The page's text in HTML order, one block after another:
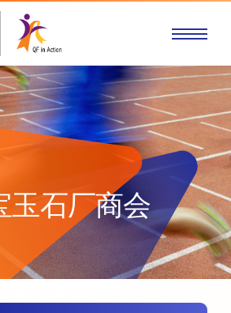
玉石厂商会